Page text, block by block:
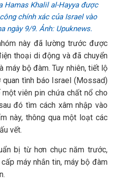
Hamas Khalil al-Hayya được
chính xác của Israel vào
ngày 9/9. Ảnh: Upuknews.
này đã lường trước được
thoại di động và đã chuyển
máy bộ đàm. Tuy nhiên, tiết lộ
tình báo Israel (Mossad)
viên pin chứa chất nổ cho
đó tìm cách xâm nhập vào
này, thông qua một loạt các
vết.
bị từ hơn chục năm trước,
máy nhắn tin, máy bộ đàm